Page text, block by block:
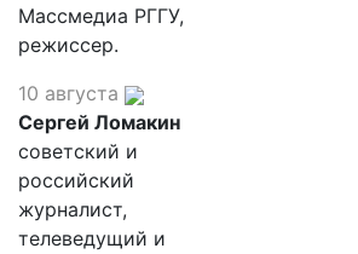
Массмедиа РГГУ,
режиссер.
10 августа
Сергей Ломакин
советский и
российский
журналист,
телеведущий и